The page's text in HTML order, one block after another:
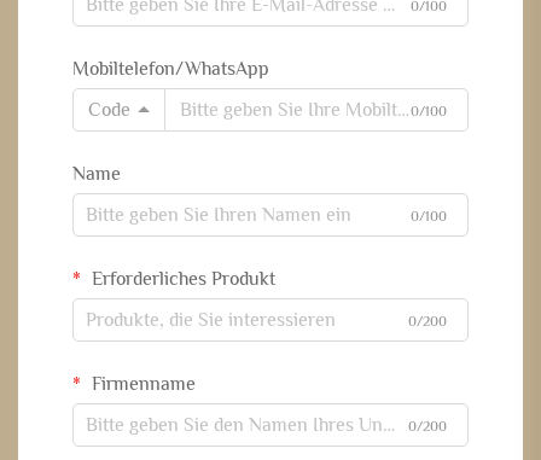
0/100
Mobiltelefon/WhatsApp
Code
0/100
Name
0/100
Erforderliches Produkt
0/200
Firmenname
0/200